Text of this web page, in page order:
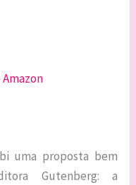
Amazon
uma proposta bem
Gutenberg: a